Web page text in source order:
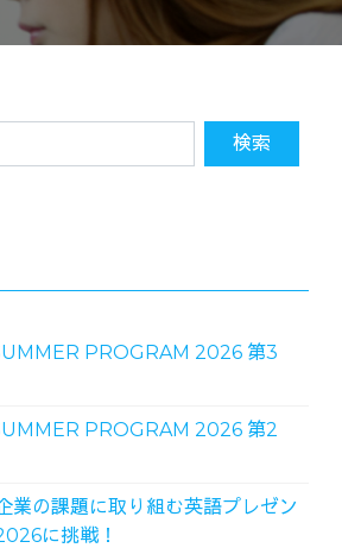
PROGRAM 2026 第3
PROGRAM 2026 第2
業の課題に取り組む英語プレゼン
に挑戦！